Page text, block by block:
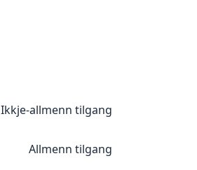
Ikkje-allmenn tilgang
Allmenn tilgang